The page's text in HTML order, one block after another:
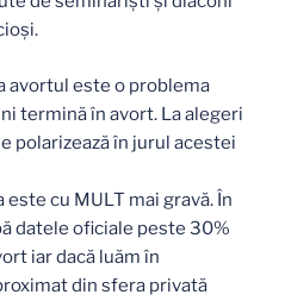
avortul este o problema
termină în avort. La alegeri
polarizează în jurul acestei
este cu MULT mai gravă. În
datele oficiale peste 30%
iar dacă luăm în
din sfera privată